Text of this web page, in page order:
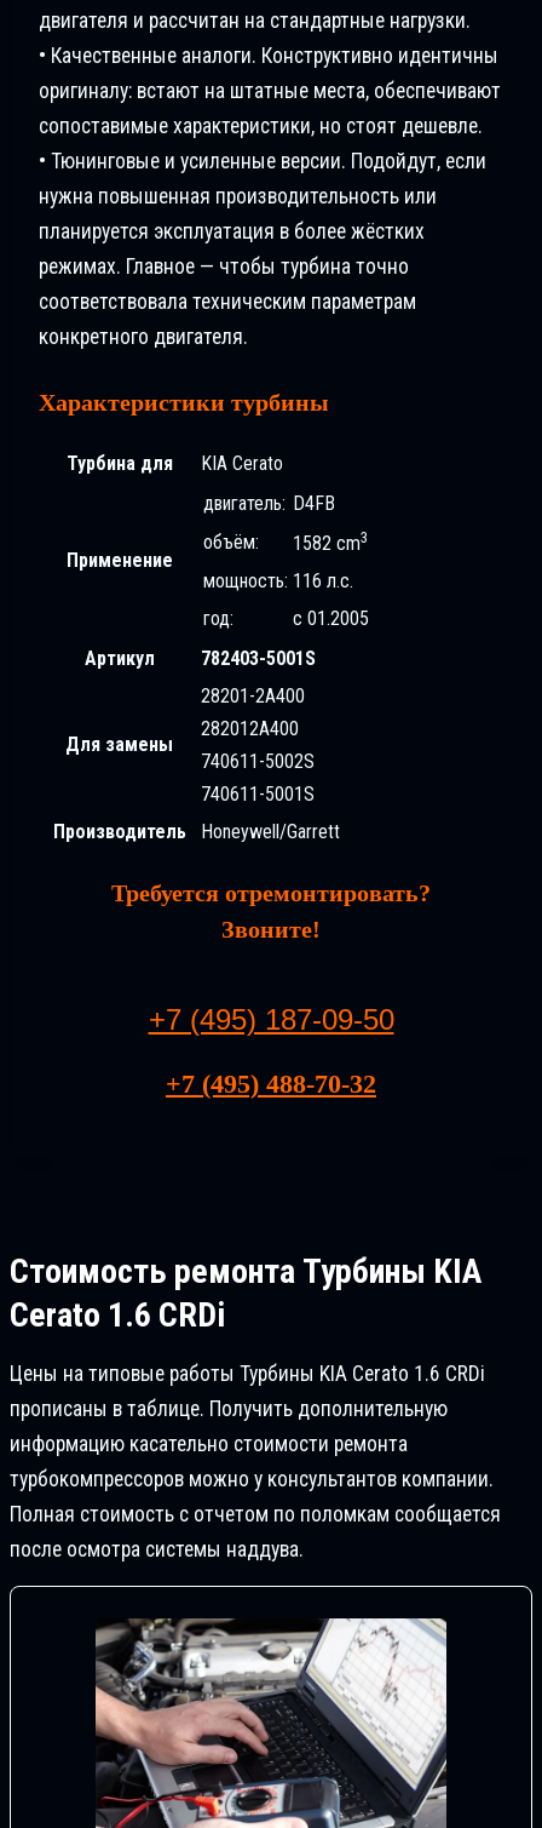
двигателя и рассчитан на стандартные нагрузки.
• Качественные аналоги. Конструктивно идентичны
оригиналу: встают на штатные места, обеспечивают
сопоставимые характеристики, но стоят дешевле.
• Тюнинговые и усиленные версии. Подойдут, если
нужна повышенная производительность или
планируется эксплуатация в более жёстких
режимах. Главное — чтобы турбина точно
соответствовала техническим параметрам
конкретного двигателя.
Характеристики турбины
Турбина для KIA Ceratо
Применение
двигатель: D4FB
объём:
1582 cm3
мощность: 116 л.с.
год:
с 01.2005
Артикул
782403-5001S
Для замены
28201-2A400
282012A400
740611-5002S
740611-5001S
Производитель
Honeywell/Garrett
Требуется отремонтировать?
Звоните!
+7 (495) 187-09-50
+7 (495) 488-70-32
Стоимость ремонта Турбины KIA
Ceratо 1.6 CRDi
Цены на типовые работы Турбины KIA Ceratо 1.6 CRDi
прописаны в таблице. Получить дополнительную
информацию касательно стоимости ремонта
турбокомпрессоров можно у консультантов компании.
Полная стоимость с отчетом по поломкам сообщается
после осмотра системы наддува.